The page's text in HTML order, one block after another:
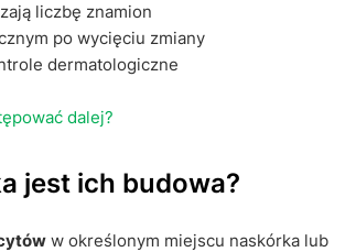
liczbę znamion
po wycięciu zmiany
dermatologiczne
dalej?
jest ich budowa?
w określonym miejscu naskórka lub